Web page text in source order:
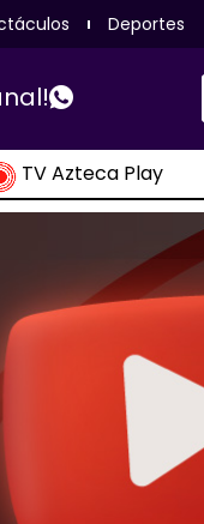
Deportes
TV Azteca Play